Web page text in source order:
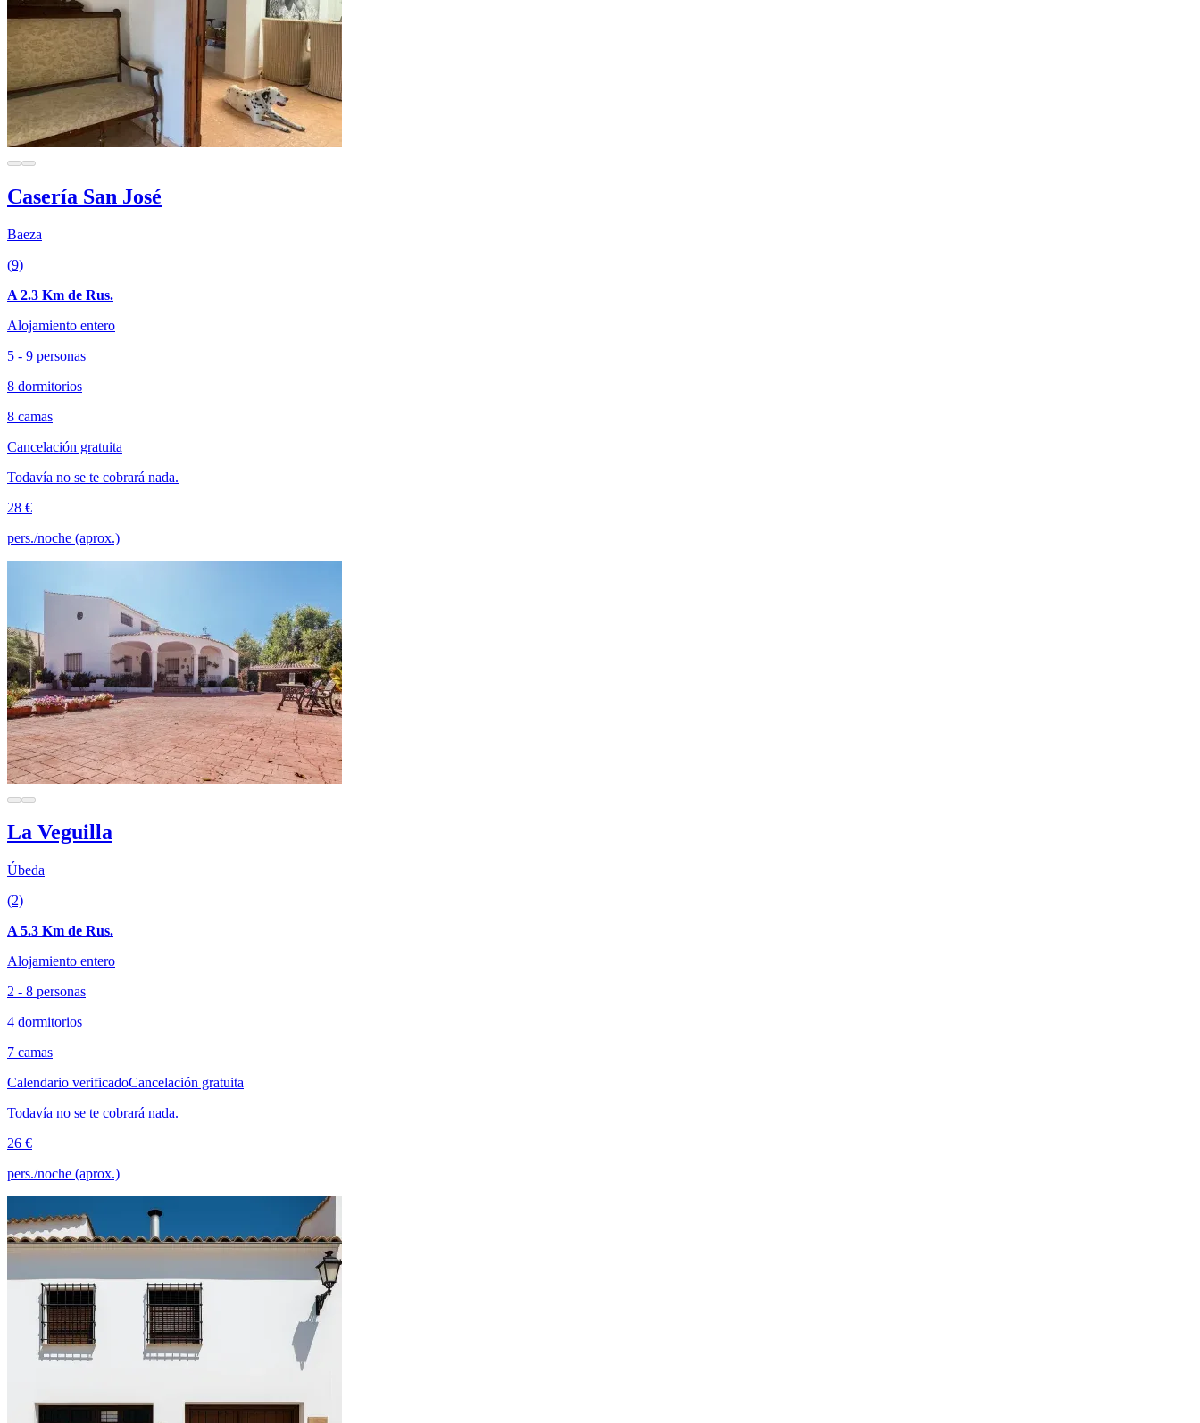
Casería San José
Baeza
(9)
A 2.3 Km de Rus.
Alojamiento entero
5 - 9 personas
8 dormitorios
8 camas
Cancelación gratuita
Todavía no se te cobrará nada.
28 €
pers./noche (aprox.)
La Veguilla
Úbeda
(2)
A 5.3 Km de Rus.
Alojamiento entero
2 - 8 personas
4 dormitorios
7 camas
Calendario verificadoCancelación gratuita
Todavía no se te cobrará nada.
26 €
pers./noche (aprox.)